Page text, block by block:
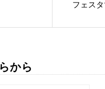
フェス
から